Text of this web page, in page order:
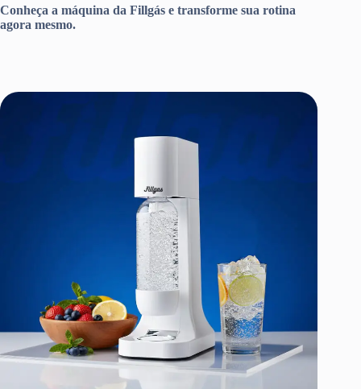
Conheça a máquina da Fillgás e transforme sua rotina
agora mesmo.